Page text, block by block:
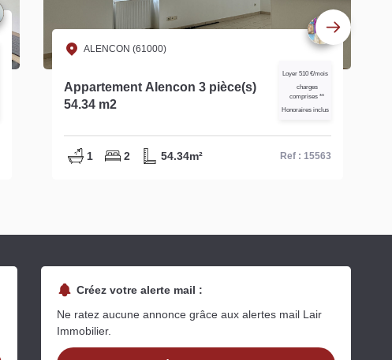
ALENCON (61000)
Appartement Alencon 3 pièce(s)
54.34 m2
Loyer 510 €/mois
charges
comprises **
Honoraires inclus
1 2 54.34m² Ref : 15563
Créez votre alerte mail :
Ne ratez aucune annonce grâce aux alertes mail Lair
Immobilier.